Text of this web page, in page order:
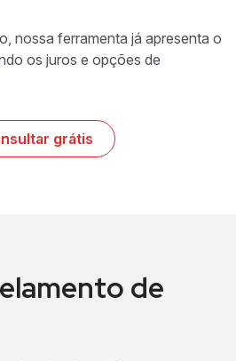
nossa ferramenta já apresenta o
os juros e opções de
grátis
de